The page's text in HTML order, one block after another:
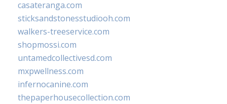
casateranga.com
sticksandstonesstudiooh.com
walkers-treeservice.com
shopmossi.com
untamedcollectivesd.com
mxpwellness.com
infernocanine.com
thepaperhousecollection.com